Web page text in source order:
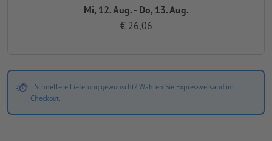
Mi, 12. Aug. - Do, 13. Aug.
€ 26,06
Schnellere Lieferung gewünscht? Wählen Sie Expressversand im
Checkout.